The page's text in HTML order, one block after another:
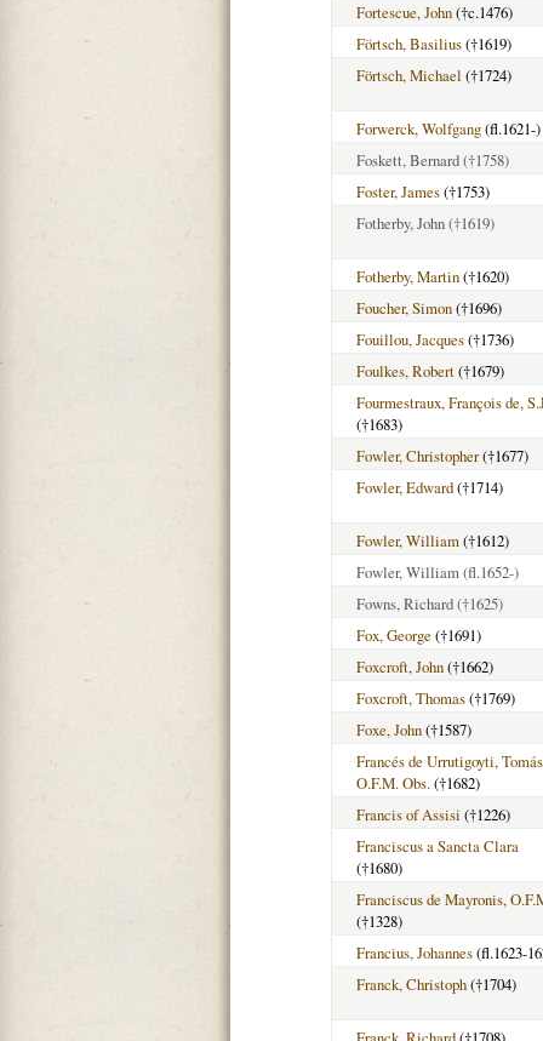
Fortescue, John(†c.1476)
Förtsch, Basilius(†1619)
Förtsch, Michael (†1724)
Forwerck, Wolfgang(fl.1621-)
Foskett, Bernard(†1758)
Foster, James(†1753)
Fotherby, John(†1619)
Fotherby, Martin(†1620)
Foucher, Simon(†1696)
Fouillou, Jacques(†1736)
Foulkes, Robert(†1679)
Fourmestraux, François de,
(†1683)
Fowler, Christopher(†1677)
Fowler, Edward(†1714)
Fowler, William(†1612)
Fowler, William(fl.1652-)
Fowns, Richard(†1625)
Fox, George (†1691)
Foxcroft, John(†1662)
Foxcroft, Thomas(†1769)
Foxe, John(†1587)
Francés de Urrutigoyti,
O.F.M. Obs.(†1682)
Francis of Assisi (†1226)
Franciscus a Sancta Clara
(†1680)
Franciscus de Mayronis,
(†1328)
Francius, Johannes(fl.1623-
Franck, Christoph(†1704)